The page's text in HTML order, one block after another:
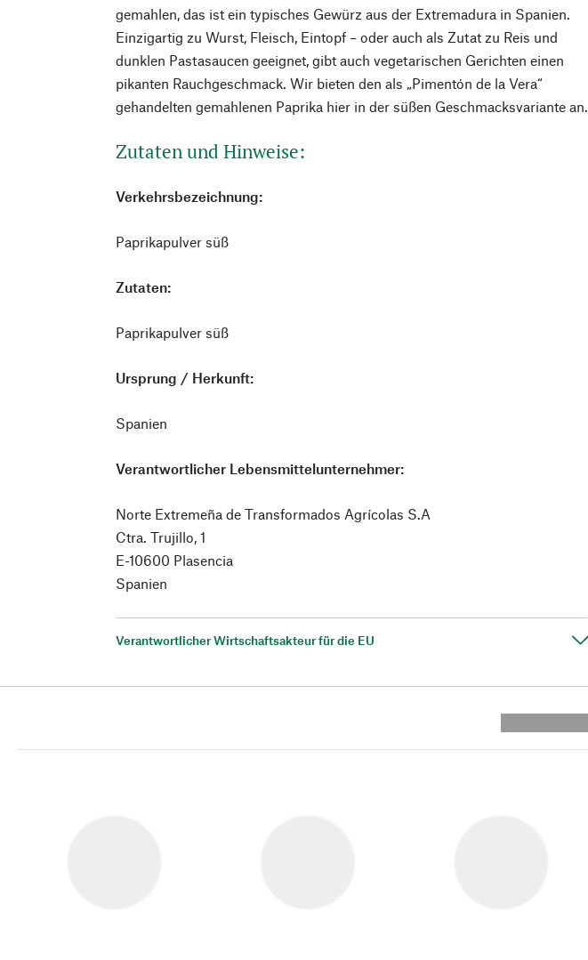
gemahlen, das ist ein typisches Gewürz aus der Extremadura in Spanien.
Einzigartig zu Wurst, Fleisch, Eintopf – oder auch als Zutat zu Reis und
dunklen Pastasaucen geeignet, gibt auch vegetarischen Gerichten einen
pikanten Rauchgeschmack. Wir bieten den als „Pimentón de la Vera“
gehandelten gemahlenen Paprika hier in der süßen Geschmacksvariante an.
Zutaten und Hinweise:
Verkehrsbezeichnung:
Paprikapulver süß
Zutaten:
Paprikapulver süß
Ursprung / Herkunft:
Spanien
Verantwortlicher Lebensmittelunternehmer:
Norte Extremeña de Transformados Agrícolas S.A
Ctra. Trujillo, 1
E-10600 Plasencia
Spanien
Verantwortlicher Wirtschaftsakteur für die EU